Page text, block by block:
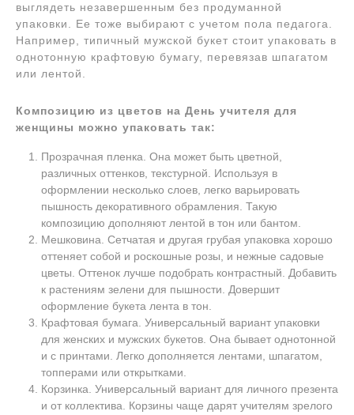
выглядеть незавершенным без продуманной
упаковки. Ее тоже выбирают с учетом пола педагога.
Например, типичный мужской букет стоит упаковать в
однотонную крафтовую бумагу, перевязав шпагатом
или лентой.
Композицию из цветов на День учителя для
женщины можно упаковать так:
Прозрачная пленка. Она может быть цветной,
различных оттенков, текстурной. Используя в
оформлении несколько слоев, легко варьировать
пышность декоративного обрамления. Такую
композицию дополняют лентой в тон или бантом.
Мешковина. Сетчатая и другая грубая упаковка хорошо
оттеняет собой и роскошные розы, и нежные садовые
цветы. Оттенок лучше подобрать контрастный. Добавить
к растениям зелени для пышности. Довершит
оформление букета лента в тон.
Крафтовая бумага. Универсальный вариант упаковки
для женских и мужских букетов. Она бывает однотонной
и с принтами. Легко дополняется лентами, шпагатом,
топперами или открытками.
Корзинка. Универсальный вариант для личного презента
и от коллектива. Корзины чаще дарят учителям зрелого